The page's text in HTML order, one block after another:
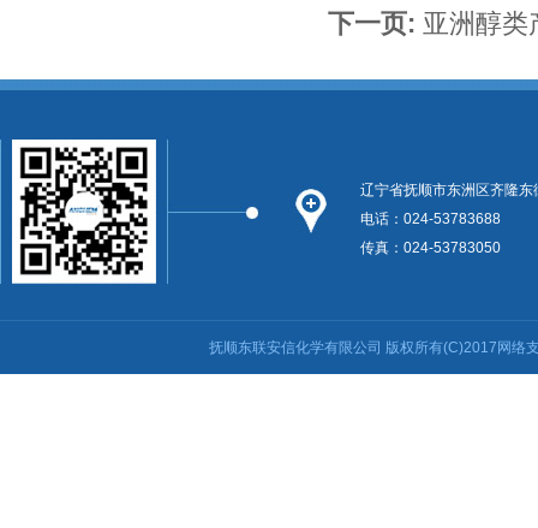
下一页: 亚洲醇类
辽宁省抚顺市东洲区齐隆东
电话：024-53783688
传真：024-53783050
抚顺东联安信化学有限公司 版权所有(C)2017 网络